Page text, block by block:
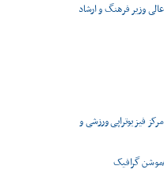
وزیر فرهنگ و ارشاد
فیزیوتراپی ورزشی و
گرافیک